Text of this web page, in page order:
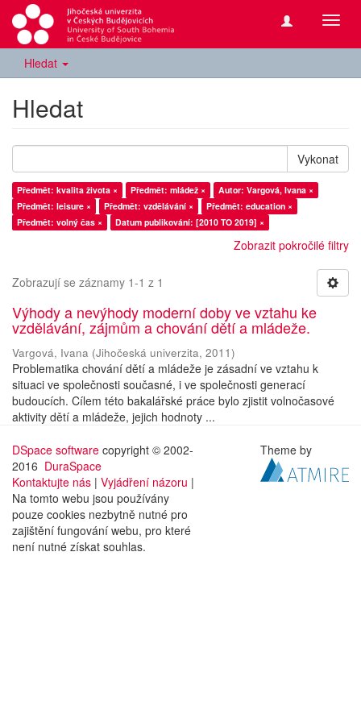
Hledat
Hledat
Vykonat
Předmět: kvalita života × Předmět: mládež ×
Autor: Vargová, Ivana ×
Předmět: leisure ×
Předmět: vzdělávání ×
Předmět: education ×
Předmět: volný čas ×
Datum publikování: [2010 TO 2019] ×
Zobrazit pokročilé filtry
Zobrazují se záznamy 1-1 z 1
Výhody a nevýhody moderní doby ve vztahu ke
vzdělávání, zájmům a chování dětí a mládeže.
Vargová, Ivana (Jihočeská univerzita, 2011)
Problematika chování dětí a mládeže je zásadní ve vztahu k
situaci ve společnosti současné, i ve společnosti generací
budoucích. Cílem této bakalářské práce bylo zjistit volnočasové
aktivity dětí a mládeže, jejich hodnoty ...
DSpace software copyright © 2002-
2016 DuraSpace
Kontaktujte nás | Vyjádření názoru |
Na tomto webu jsou používány
pouze cookies nezbytně nutné pro
zajištění fungování webu, pro které
není nutné získat souhlas.
Theme by